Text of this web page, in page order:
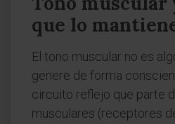
que lo
El tono muscular no es
genere de forma
circuito reflejo que parte
musculares (receptores